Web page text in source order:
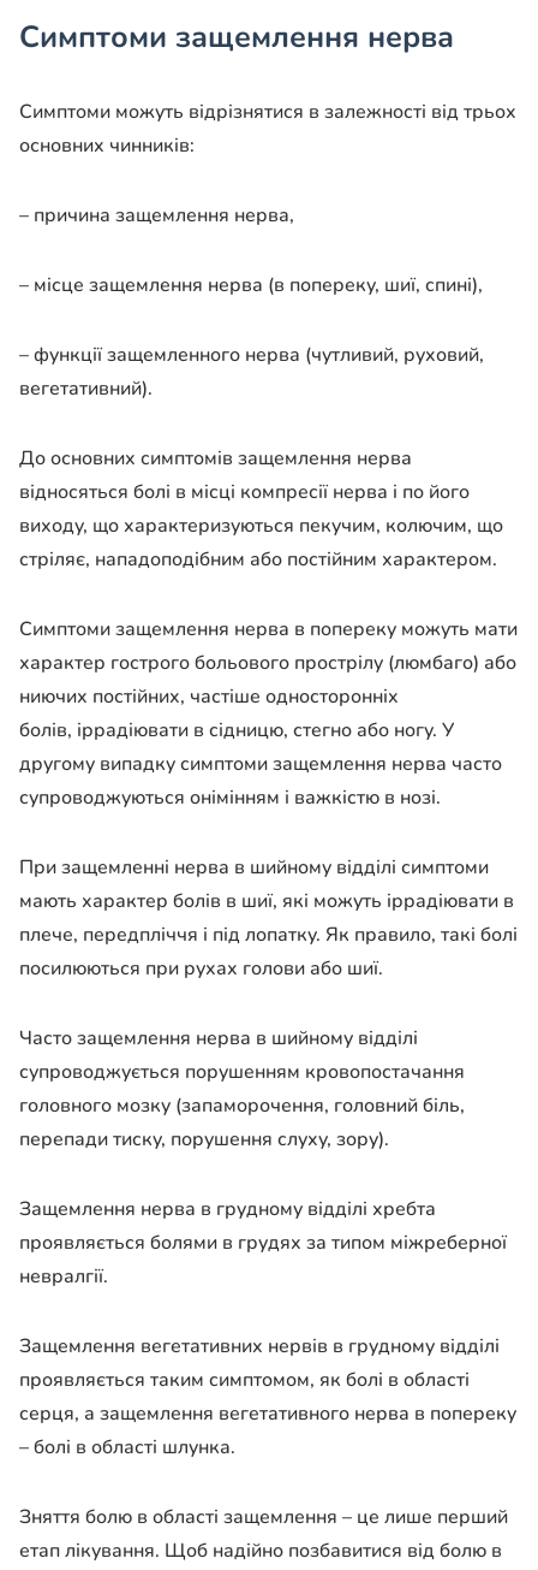
Симптоми защемлення нерва
Симптоми можуть відрізнятися в залежності від трьох
основних чинників:
– причина защемлення нерва,
– місце защемлення нерва (в попереку, шиї, спині),
– функції защемленного нерва (чутливий, руховий,
вегетативний).
До основних симптомів защемлення нерва
відносяться болі в місці компресії нерва і по його
виходу, що характеризуються пекучим, колючим, що
стріляє, нападоподібним або постійним характером.
Симптоми защемлення нерва в попереку можуть мати
характер гострого больового прострілу (люмбаго) або
ниючих постійних, частіше односторонніх
болів, іррадіювати в сідницю, стегно або ногу. У
другому випадку симптоми защемлення нерва часто
супроводжуються онімінням і важкістю в нозі.
При защемленні нерва в шийному відділі симптоми
мають характер болів в шиї, які можуть іррадіювати в
плече, передпліччя і під лопатку. Як правило, такі болі
посилюються при рухах голови або шиї.
Часто защемлення нерва в шийному відділі
супроводжується порушенням кровопостачання
головного мозку (запаморочення, головний біль,
перепади тиску, порушення слуху, зору).
Защемлення нерва в грудному відділі хребта
проявляється болями в грудях за типом міжреберної
невралгії.
Защемлення вегетативних нервів в грудному відділі
проявляється таким симптомом, як болі в області
серця, а защемлення вегетативного нерва в попереку
– болі в області шлунка.
Зняття болю в області защемлення – це лише перший
етап лікування. Щоб надійно позбавитися від болю в